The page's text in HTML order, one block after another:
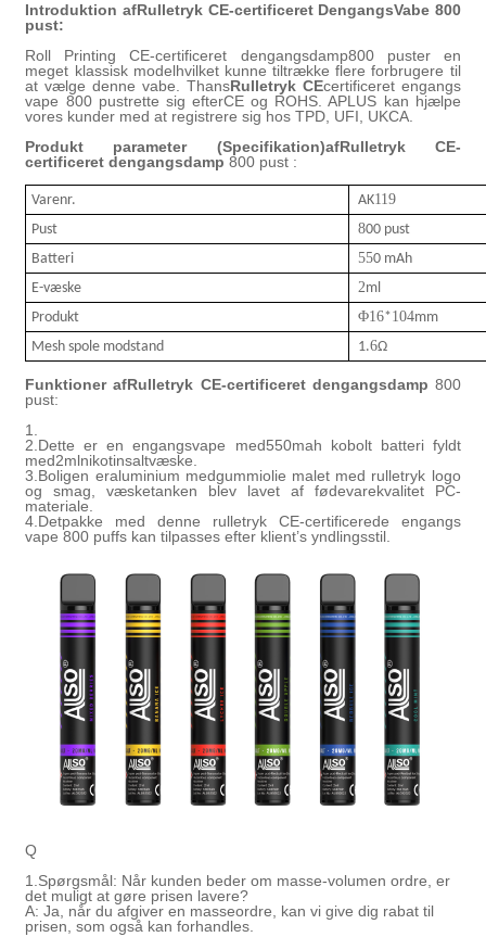
Introduktion afRulletryk CE-certificeret DengangsVabe 800
pust:
Roll Printing CE-certificeret dengangsdamp800 puster en
meget klassisk modelhvilket kunne tiltrække flere forbrugere til
at vælge denne vabe. ThansRulletryk CEcertificeret engangs
vape 800 pustrette sig efterCE og ROHS.APLUS kan hjælpe
vores kunder med at registrere sig hos TPD, UFI, UKCA.
Produkt parameter (Specifikation)afRulletryk CE-
certificeret dengangsdamp 800 pust :
Varenr. AK119
Pust
800 pust
Batteri
550 mAh
E-væske
2ml
Produkt
Φ16*104mm
Mesh spole modstand
1.6Ω
Funktioner afRulletryk CE-certificeret dengangsdamp 800
pust:
1.
2.Dette er en engangsvape med550mah kobolt batteri fyldt
med2mlnikotinsaltvæske.
3.Boligen eraluminium medgummiolie malet med rulletryk logo
og smag,
væsketanken blev lavet af fødevarekvalitet PC-
materiale.
4.Detpakke med denne rulletryk CE-certificerede engangs
vape 800 puffs kan tilpasses efter klient’s yndlingsstil.
Q
1.Spørgsmål: Når kunden beder om masse-volumen ordre, er
det muligt at gøre prisen lavere?
A: Ja, når du afgiver en masseordre, kan vi give dig rabat til
prisen, som også kan forhandles.